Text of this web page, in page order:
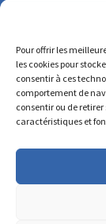
Pour offrir les
les cookies pour
consentir à ces
comportement de
consentir ou de
caractéristiques et
NOS